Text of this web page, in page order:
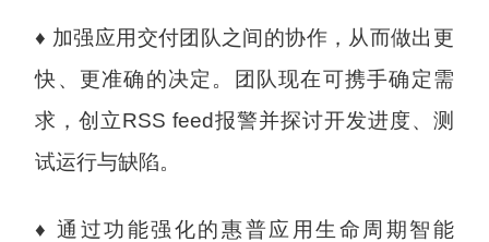
♦ 加强应用交付团队之间的协作，从而做出更
快、更准确的决定。团队现在可携手确定需
求，创立RSS feed报警并探讨开发进度、测
试运行与缺陷。
♦ 通过功能强化的惠普应用生命周期智能